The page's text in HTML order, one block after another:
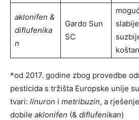
aklonifen &
diflufenika
n
Gardo Sun
SC
slabije
koštan
*od 2017. godine zbog provedbe
pesticida s tržišta Europske unije
tvari: linuron i metribuzin, a
dobile aklonifen (& diflufenikan)